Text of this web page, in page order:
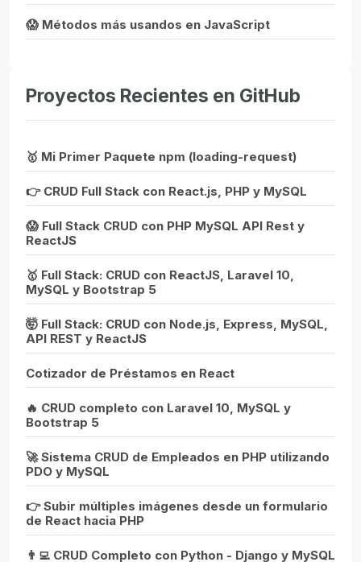
😱 Métodos más usandos en JavaScript
Proyectos Recientes en GitHub
🥇 Mi Primer Paquete npm (loading-request)
👉 CRUD Full Stack con React.js, PHP y MySQL
😱 Full Stack CRUD con PHP MySQL API Rest y
ReactJS
🥇 Full Stack: CRUD con ReactJS, Laravel 10,
MySQL y Bootstrap 5
🤯 Full Stack: CRUD con Node.js, Express, MySQL,
API REST y ReactJS
Cotizador de Préstamos en React
🔥 CRUD completo con Laravel 10, MySQL y
Bootstrap 5
🚀 Sistema CRUD de Empleados en PHP utilizando
PDO y MySQL
👉 Subir múltiples imágenes desde un formulario
de React hacia PHP
👨‍💻 CRUD Completo con Python - Django y MySQL